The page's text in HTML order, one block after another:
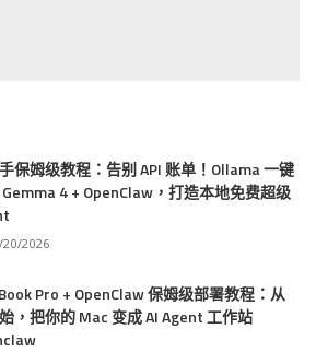
保姆级教程：告别 API 账单！Ollama 一键
4 + OpenClaw，打造本地免费超级
20/2026
Pro + OpenClaw 保姆级部署教程：从
，把你的 Mac 变成 AI Agent 工作站